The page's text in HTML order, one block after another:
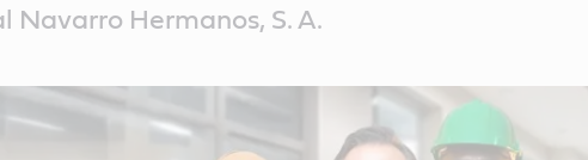
Navarro Hermanos, S. A.